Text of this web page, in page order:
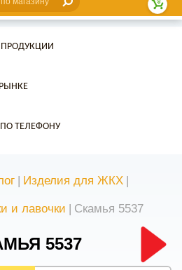
ТЕЛЕФОНУ
| Изделия для ЖКХ |
и лавочки | Скамья 5537
5537